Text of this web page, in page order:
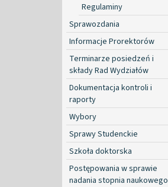
Regulaminy
Sprawozdania
Informacje Prorektorów
Terminarze posiedzeń i
składy Rad Wydziałów
Dokumentacja kontroli i
raporty
Wybory
Sprawy Studenckie
Szkoła doktorska
Postępowania w sprawie
nadania stopnia naukowego